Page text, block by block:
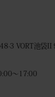
3 VORT池袋II
～17:00